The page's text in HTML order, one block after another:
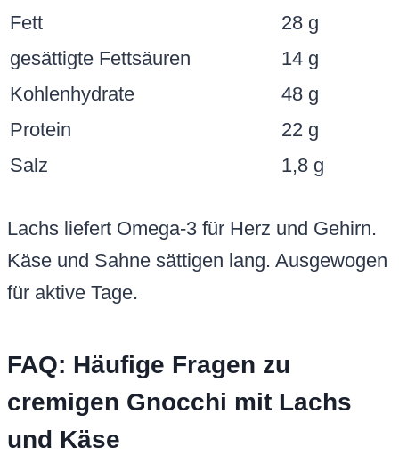
Fett
28 g
gesättigte Fettsäuren
14 g
Kohlenhydrate
48 g
Protein
22 g
Salz
1,8 g
Lachs liefert Omega-3 für Herz und Gehirn.
Käse und Sahne sättigen lang. Ausgewogen
für aktive Tage.
FAQ: Häufige Fragen zu
cremigen Gnocchi mit Lachs
und Käse